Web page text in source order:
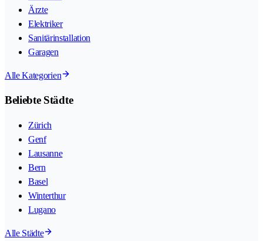
Ärzte
Elektriker
Sanitärinstallation
Garagen
Alle Kategorien
Beliebte Städte
Zürich
Genf
Lausanne
Bern
Basel
Winterthur
Lugano
Alle Städte